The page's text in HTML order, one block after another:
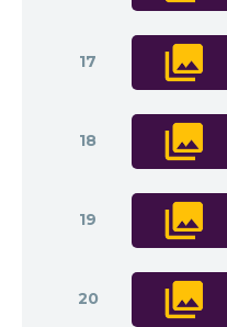
17
18
19
20